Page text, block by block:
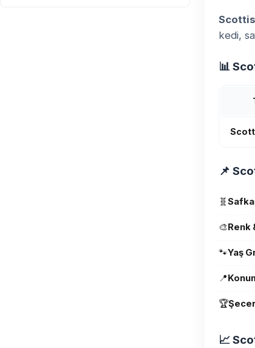
kedi,
📊
📌
🧬
🎨Renk
🐾Yaş
📍
🏆
📈